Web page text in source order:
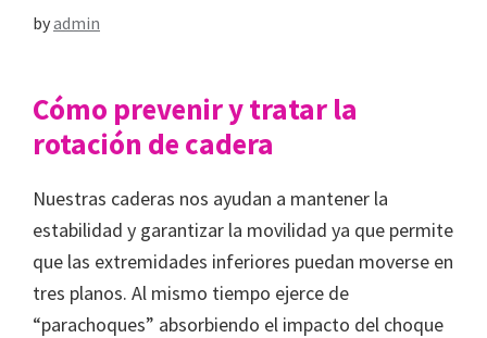
byadmin
Cómo prevenir y tratar la
rotación de cadera
Nuestras caderas nos ayudan a mantener la
estabilidad y garantizar la movilidad ya que permite
que las extremidades inferiores puedan moverse en
tres planos. Al mismo tiempo ejerce de
“parachoques” absorbiendo el impacto del choque